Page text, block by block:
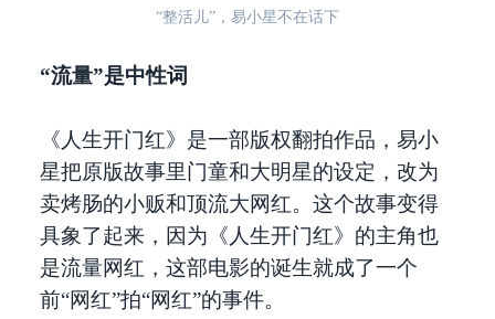
“整活儿”，易小星不在话下
“流量”是中性词
《人生开门红》是一部版权翻拍作品，易小
星把原版故事里门童和大明星的设定，改为
卖烤肠的小贩和顶流大网红。这个故事变得
具象了起来，因为《人生开门红》的主角也
是流量网红，这部电影的诞生就成了一个
前“网红”拍“网红”的事件。